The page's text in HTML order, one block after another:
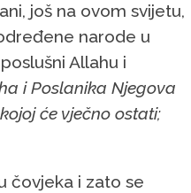
još na ovom svijetu,
narode u
Allahu i
i Poslanika Njegova
će vječno ostati;
čovjeka i zato se